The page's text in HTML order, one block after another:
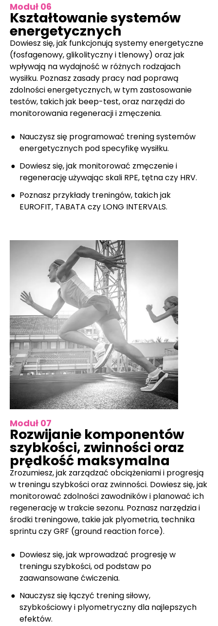
Moduł 06
Kształtowanie systemów
energetycznych
Dowiesz się, jak funkcjonują systemy energetyczne
(fosfagenowy, glikolityczny i tlenowy) oraz jak
wpływają na wydajność w różnych rodzajach
wysiłku. Poznasz zasady pracy nad poprawą
zdolności energetycznych, w tym zastosowanie
testów, takich jak beep-test, oraz narzędzi do
monitorowania regeneracji i zmęczenia.
Nauczysz się programować trening systemów
energetycznych pod specyfikę wysiłku.
Dowiesz się, jak monitorować zmęczenie i
regenerację używając skali RPE, tętna czy HRV.
Poznasz przykłady treningów, takich jak
EUROFIT, TABATA czy LONG INTERVALS.
Moduł 07
Rozwijanie komponentów
szybkości, zwinności oraz
prędkość maksymalna
Zrozumiesz, jak zarządzać obciążeniami i progresją
w treningu szybkości oraz zwinności. Dowiesz się, jak
monitorować zdolności zawodników i planować ich
regenerację w trakcie sezonu. Poznasz narzędzia i
środki treningowe, takie jak plyometria, technika
sprintu czy GRF (ground reaction force).
Dowiesz się, jak wprowadzać progresję w
treningu szybkości, od podstaw po
zaawansowane ćwiczenia.
Nauczysz się łączyć trening siłowy,
szybkościowy i plyometryczny dla najlepszych
efektów.